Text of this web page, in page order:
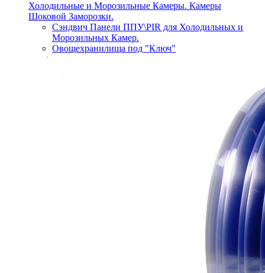
Холодильные и Морозильные Камеры. Камеры
Шоковой Заморозки.
Сэндвич Панели ППУ\PIR для Холодильных и
Морозильных Камер.
Овощехранилища под "Ключ"